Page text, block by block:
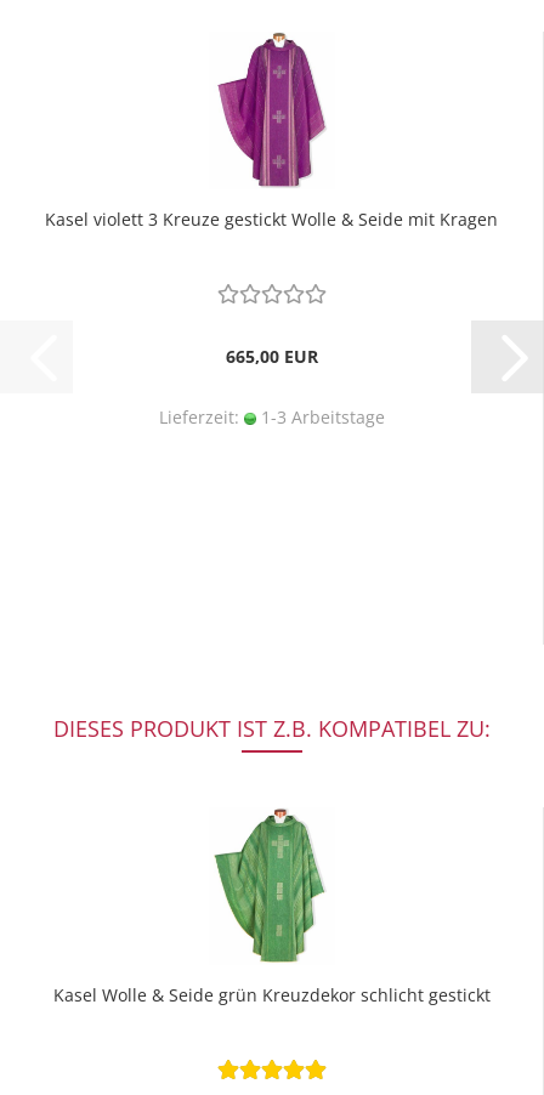
Kasel violett 3 Kreuze gestickt Wolle & Seide mit Kragen
665,00 EUR
Lieferzeit: 1-3 Arbeitstage
DIESES PRODUKT IST Z.B. KOMPATIBEL ZU:
Kasel Wolle & Seide grün Kreuzdekor schlicht gestickt